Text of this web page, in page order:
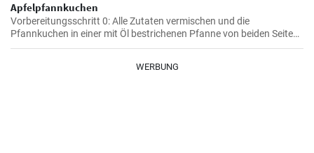
Apfelpfannkuchen
Vorbereitungsschritt 0: Alle Zutaten vermischen und die
Pfannkuchen in einer mit Öl bestrichenen Pfanne von beiden Seiten
braten.
WERBUNG